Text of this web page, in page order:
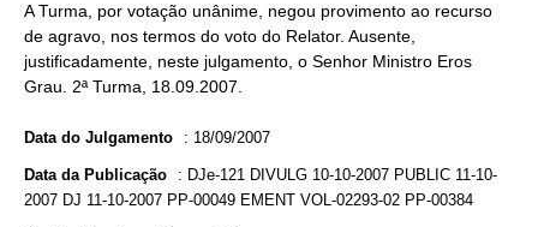
A Turma, por votação unânime, negou provimento ao recurso
de agravo, nos termos do voto do Relator. Ausente,
justificadamente, neste julgamento, o Senhor Ministro Eros
Grau. 2ª Turma, 18.09.2007.
Data do Julgamento : 18/09/2007
Data da Publicação : DJe-121 DIVULG 10-10-2007 PUBLIC 11-10-
2007 DJ 11-10-2007 PP-00049 EMENT VOL-02293-02 PP-00384